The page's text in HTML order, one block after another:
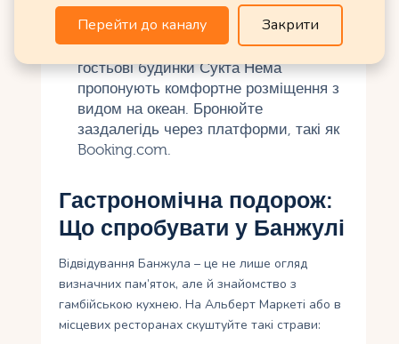
Серекунді є готелі та гостьові будинки
на будь-який бюджет. Наприклад,
апартаменти в районі Фаджара або
гостьові будинки Сукта Нема
пропонують комфортне розміщення з
видом на океан. Бронюйте
заздалегідь через платформи, такі як
Booking.com.
Гастрономічна подорож:
Що спробувати у Банжулі
Відвідування Банжула – це не лише огляд
визначних пам’яток, але й знайомство з
гамбійською кухнею. На Альберт Маркеті або в
місцевих ресторанах скуштуйте такі страви:
Перейти до каналу Закрити